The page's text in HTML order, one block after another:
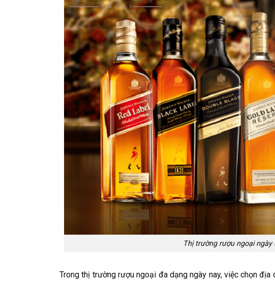
Thị trường rượu ngoại
Trong thị trường rượu ngoại đa dạng ngày nay, việc chọn